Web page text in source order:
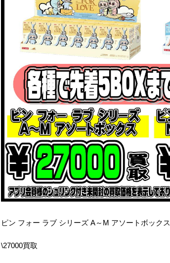
ピン フォー ラブ シリーズ A～M アソートボックス
\27000買取